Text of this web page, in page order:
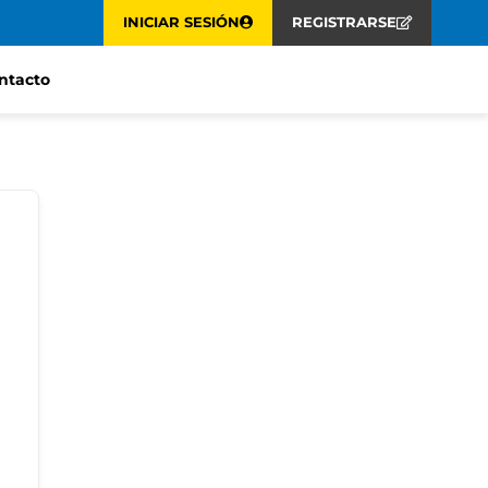
INICIAR SESIÓN REGISTRARSE